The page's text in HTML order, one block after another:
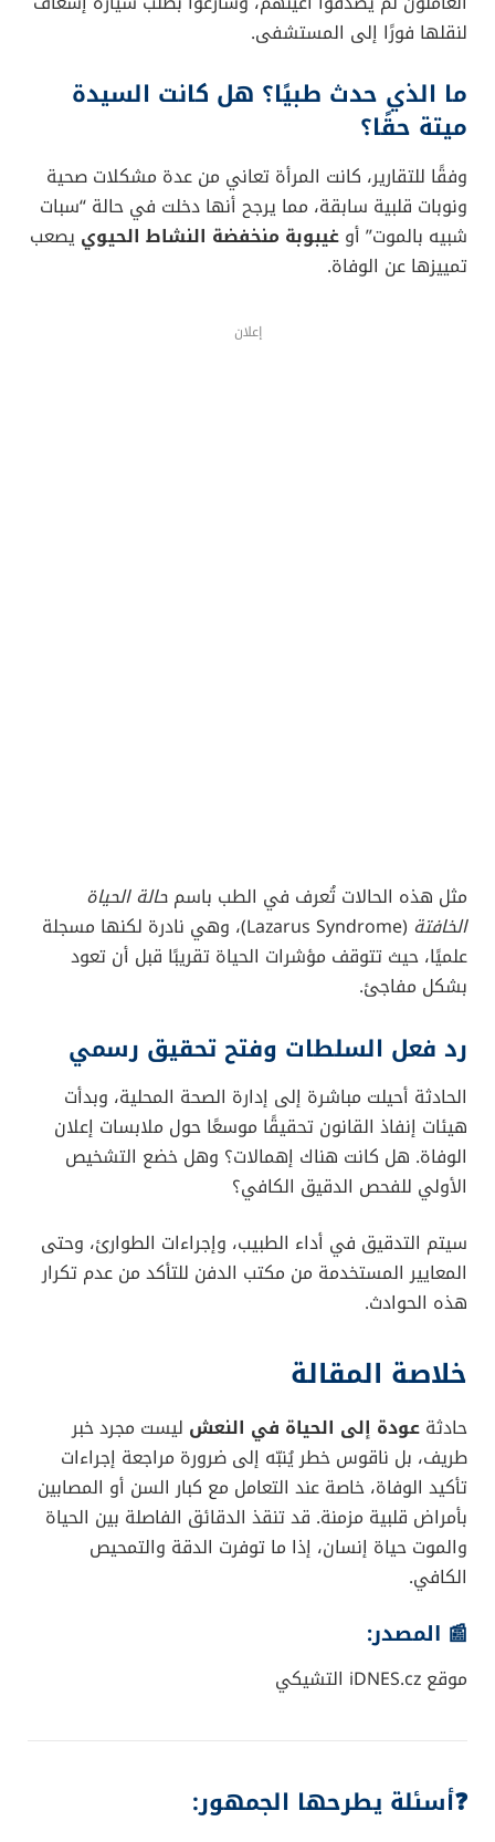
لنقلها فورًا إلى المستشفى.
ما الذي حدث طبيًا؟ هل كانت السيدة
ميتة حقًا؟
وفقًا للتقارير، كانت المرأة تعاني من عدة مشكلات صحية
ونوبات قلبية سابقة، مما يرجح أنها دخلت في حالة “سبات
شبيه بالموت” أو غيبوبة منخفضة النشاط الحيوي يصعب
تمييزها عن الوفاة.
إعلان
مثل هذه الحالات تُعرف في الطب باسم حالة الحياة
الخافتة
(Lazarus Syndrome)، وهي نادرة لكنها مسجلة
علميًا، حيث تتوقف مؤشرات الحياة تقريبًا قبل أن تعود
بشكل مفاجئ.
رد فعل السلطات وفتح تحقيق رسمي
الحادثة أحيلت مباشرة إلى إدارة الصحة المحلية، وبدأت
هيئات إنفاذ القانون تحقيقًا موسعًا حول ملابسات إعلان
الوفاة. هل كانت هناك إهمالات؟ وهل خضع التشخيص
الأولي للفحص الدقيق الكافي؟
سيتم التدقيق في أداء الطبيب، وإجراءات الطوارئ، وحتى
المعايير المستخدمة من مكتب الدفن للتأكد من عدم تكرار
هذه الحوادث.
خلاصة المقالة
حادثة عودة إلى الحياة في النعش ليست مجرد خبر
طريف، بل ناقوس خطر يُنبّه إلى ضرورة مراجعة إجراءات
تأكيد الوفاة، خاصة عند التعامل مع كبار السن أو المصابين
بأمراض قلبية مزمنة. قد تنقذ الدقائق الفاصلة بين الحياة
والموت حياة إنسان، إذا ما توفرت الدقة والتمحيص
الكافي.
📰 المصدر:
موقع iDNES.cz التشيكي
❓أسئلة يطرحها الجمهور: